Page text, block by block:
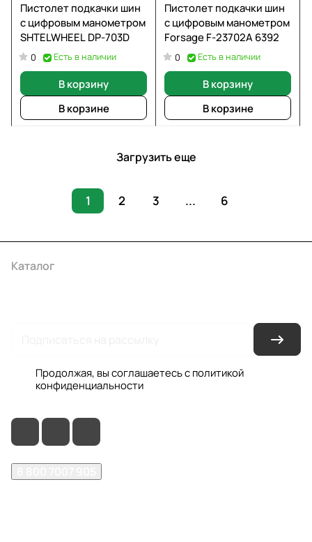
Пистолет подкачки шин
с цифровым манометром
SHTELWHEEL DP-703D
0 Есть в наличии
В корзину
В корзине
Пистолет подкачки шин
с цифровым манометром
Forsage F-23702A 6392
0 Есть в наличии
В корзину
В корзине
Загрузить еще
1 2 3 ... 6
Каталог
Продолжая, вы соглашаетесь с политикой
конфиденциальности